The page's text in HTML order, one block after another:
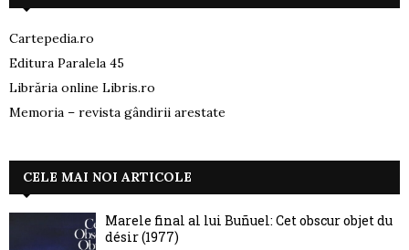
Cartepedia.ro
Editura Paralela 45
Librăria online Libris.ro
Memoria – revista gândirii arestate
CELE MAI NOI ARTICOLE
Marele final al lui Buñuel: Cet obscur objet du
désir (1977)